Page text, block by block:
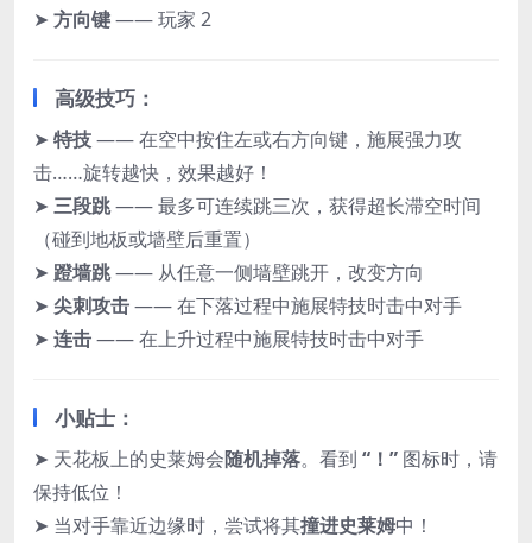
➤ 方向键—— 玩家 2
高级技巧：
➤ 特技—— 在空中按住左或右方向键，施展强力攻
击……旋转越快，效果越好！
➤ 三段跳—— 最多可连续跳三次，获得超长滞空时间
（碰到地板或墙壁后重置）
➤ 蹬墙跳—— 从任意一侧墙壁跳开，改变方向
➤ 尖刺攻击—— 在下落过程中施展特技时击中对手
➤ 连击—— 在上升过程中施展特技时击中对手
小贴士：
➤ 天花板上的史莱姆会随机掉落。看到 “！” 图标时，请
保持低位！
➤ 当对手靠近边缘时，尝试将其撞进史莱姆中！